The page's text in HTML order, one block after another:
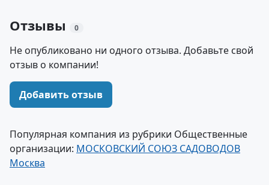
Отзывы 0
Не опубликовано ни одного отзыва. Добавьте свой
отзыв о компании!
Добавить отзыв
Популярная компания из рубрики Общественные
организации: МОСКОВСКИЙ СОЮЗ САДОВОДОВ
Москва